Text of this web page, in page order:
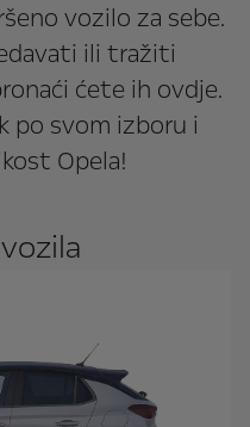
vozilo za sebe.
ili tražiti
ćete ih ovdje.
po svom izboru i
Opela!